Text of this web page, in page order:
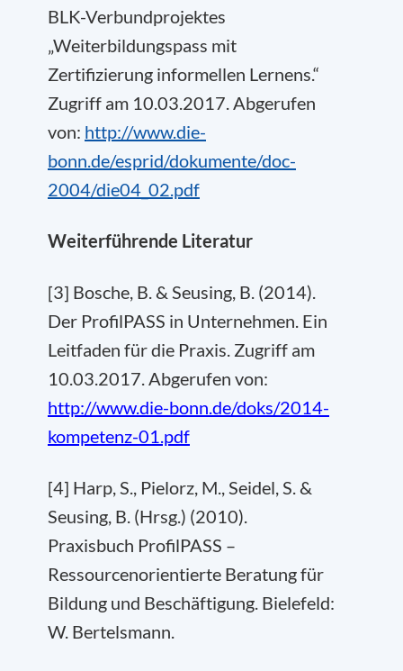
BLK-Verbundprojektes
„Weiterbildungspass mit
Zertifizierung informellen Lernens.“
Zugriff am 10.03.2017. Abgerufen
von: http://www.die-
bonn.de/esprid/dokumente/doc-
2004/die04_02.pdf
Weiterführende Literatur
[3] Bosche, B. & Seusing, B. (2014).
Der ProfilPASS in Unternehmen. Ein
Leitfaden für die Praxis. Zugriff am
10.03.2017. Abgerufen von:
http://www.die-bonn.de/doks/2014-
kompetenz-01.pdf
[4] Harp, S., Pielorz, M., Seidel, S. &
Seusing, B. (Hrsg.) (2010).
Praxisbuch ProfilPASS –
Ressourcenorientierte Beratung für
Bildung und Beschäftigung. Bielefeld:
W. Bertelsmann.